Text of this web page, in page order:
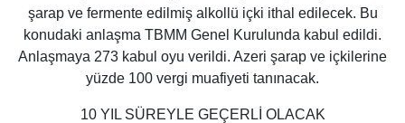
şarap ve fermente edilmiş alkollü içki ithal edilecek. Bu
konudaki anlaşma TBMM Genel Kurulunda kabul edildi.
Anlaşmaya 273 kabul oyu verildi. Azeri şarap ve içkilerine
yüzde 100 vergi muafiyeti tanınacak.
10 YIL SÜREYLE GEÇERLİ OLACAK